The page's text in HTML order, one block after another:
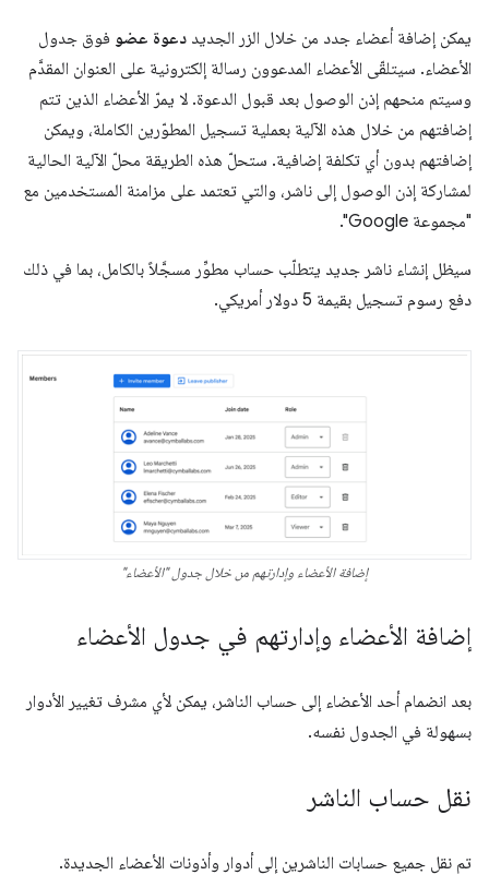
يمكن إضافة أعضاء جدد من خلال الزر الجديد دعوة عضو فوق جدول
الأعضاء. سيتلقّى الأعضاء المدعوون رسالة إلكترونية على العنوان المقدَّم
وسيتم منحهم إذن الوصول بعد قبول الدعوة. لا يمرّ الأعضاء الذين تتم
إضافتهم من خلال هذه الآلية بعملية تسجيل المطوّرين الكاملة، ويمكن
إضافتهم بدون أي تكلفة إضافية. ستحلّ هذه الطريقة محلّ الآلية الحالية
لمشاركة إذن الوصول إلى ناشر، والتي تعتمد على مزامنة المستخدمين مع
"مجموعة Google".
سيظل إنشاء ناشر جديد يتطلّب حساب مطوِّر مسجَّلاً بالكامل، بما في ذلك
دفع رسوم تسجيل بقيمة 5 دولار أمريكي.
إضافة الأعضاء وإدارتهم من خلال جدول "الأعضاء"
إضافة الأعضاء وإدارتهم في جدول الأعضاء
بعد انضمام أحد الأعضاء إلى حساب الناشر، يمكن لأي مشرف تغيير الأدوار
بسهولة في الجدول نفسه.
نقل حساب الناشر
تم نقل جميع حسابات الناشرين إلى أدوار وأذونات الأعضاء الجديدة.